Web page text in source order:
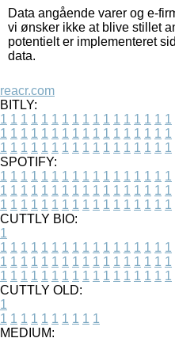
Data angående varer og e-
vi ønsker ikke at blive stillet
potentielt er implementeret
data.
reacr.com
BITLY:
1 1 1 1 1 1 1 1 1 1 1 1 1 1 1 1 1
1 1 1 1 1 1 1 1 1 1 1 1 1 1 1 1 1
1 1 1 1 1 1 1 1 1 1 1 1 1 1 1 1 1
SPOTIFY:
1 1 1 1 1 1 1 1 1 1 1 1 1 1 1 1 1
1 1 1 1 1 1 1 1 1 1 1 1 1 1 1 1 1
1 1 1 1 1 1 1 1 1 1 1 1 1 1 1 1 1
CUTTLY BIO:
1
1 1 1 1 1 1 1 1 1 1 1 1 1 1 1 1 1
1 1 1 1 1 1 1 1 1 1 1 1 1 1 1 1 1
1 1 1 1 1 1 1 1 1 1 1 1 1 1 1 1 1
CUTTLY OLD:
1
1 1 1 1 1 1 1 1 1 1
MEDIUM: